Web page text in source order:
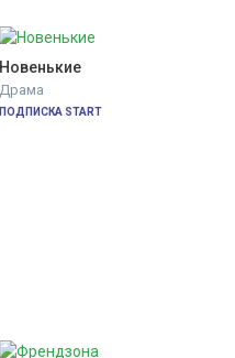
Новенькие
Драма
ПОДПИСКА START